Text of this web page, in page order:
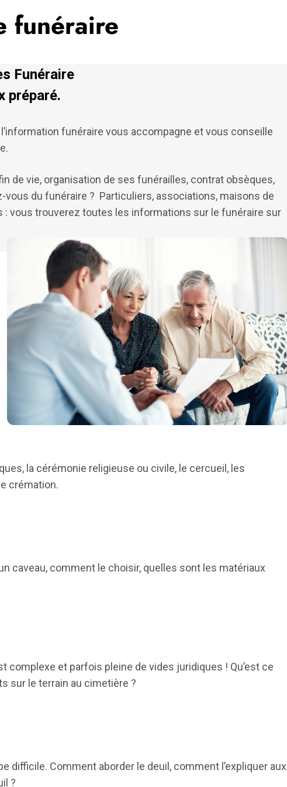
funéraire
Funéraire
préparé.
funéraire vous accompagne et vous conseille
de vie, organisation de ses funérailles, contrat obsèques,
du funéraire ? Particuliers, associations, maisons de
vous trouverez toutes les informations sur le funéraire sur
la cérémonie religieuse ou civile, le cercueil, les
crémation.
caveau, comment le choisir, quelles sont les matériaux
complexe et parfois pleine de vides juridiques ! Qu’est ce
sur le terrain au cimetière ?
difficile. Comment aborder le deuil, comment l’expliquer aux
?